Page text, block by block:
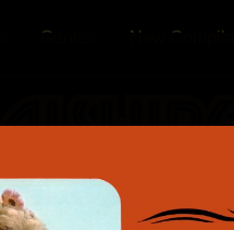
Genres New